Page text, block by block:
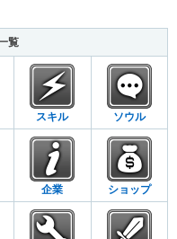
覧
スキル ソウル
企業 ショップ